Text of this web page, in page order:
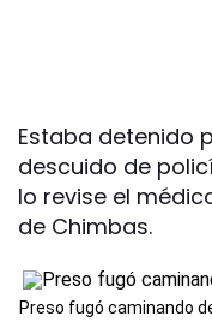
Estaba detenido
descuido de
lo revise el
de Chimbas.
Preso fugó caminando